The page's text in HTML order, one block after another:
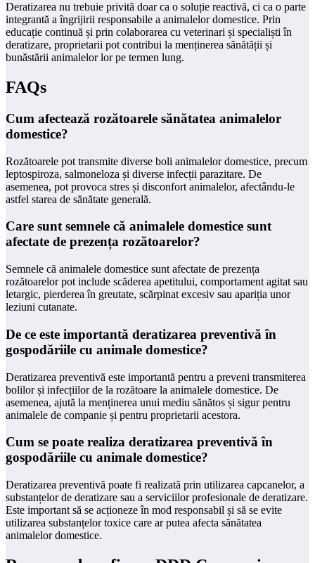
Deratizarea nu trebuie privită doar ca o soluție reactivă, ci ca o parte
integrantă a îngrijirii responsabile a animalelor domestice. Prin
educație continuă și prin colaborarea cu veterinari și specialiști în
deratizare, proprietarii pot contribui la menținerea sănătății și
bunăstării animalelor lor pe termen lung.
FAQs
Cum afectează rozătoarele sănătatea animalelor
domestice?
Rozătoarele pot transmite diverse boli animalelor domestice, precum
leptospiroza, salmoneloza și diverse infecții parazitare. De
asemenea, pot provoca stres și disconfort animalelor, afectându-le
astfel starea de sănătate generală.
Care sunt semnele că animalele domestice sunt
afectate de prezența rozătoarelor?
Semnele că animalele domestice sunt afectate de prezența
rozătoarelor pot include scăderea apetitului, comportament agitat sau
letargic, pierderea în greutate, scărpinat excesiv sau apariția unor
leziuni cutanate.
De ce este importantă deratizarea preventivă în
gospodăriile cu animale domestice?
Deratizarea preventivă este importantă pentru a preveni transmiterea
bolilor și infecțiilor de la rozătoare la animalele domestice. De
asemenea, ajută la menținerea unui mediu sănătos și sigur pentru
animalele de companie și pentru proprietarii acestora.
Cum se poate realiza deratizarea preventivă în
gospodăriile cu animale domestice?
Deratizarea preventivă poate fi realizată prin utilizarea capcanelor, a
substanțelor de deratizare sau a serviciilor profesionale de deratizare.
Este important să se acționeze în mod responsabil și să se evite
utilizarea substanțelor toxice care ar putea afecta sănătatea
animalelor domestice.